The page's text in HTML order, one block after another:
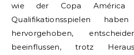
wie der Copa
Qualifikationsspielen
hervorgehoben,
beeinflussen, trotz